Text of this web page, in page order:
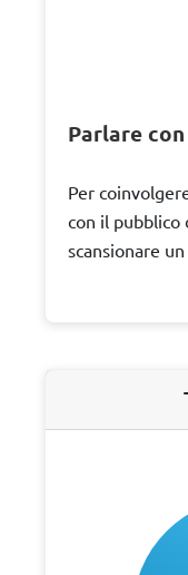
Parlare
Per
con il pubblico
scansionare